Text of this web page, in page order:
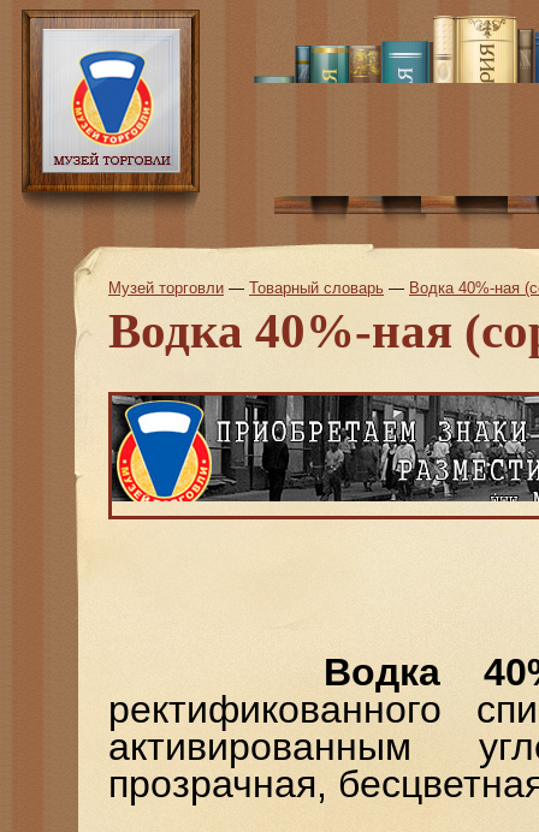
Музей торговли — Товарный словарь — Водка 40%-ная
Водка 40%-ная
Водка
ректификованного
активированным
прозрачная,